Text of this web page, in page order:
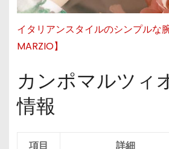
イタリアンスタイルのシンプルな
MARZIO】
カンポマルツィ
情報
項目
詳細